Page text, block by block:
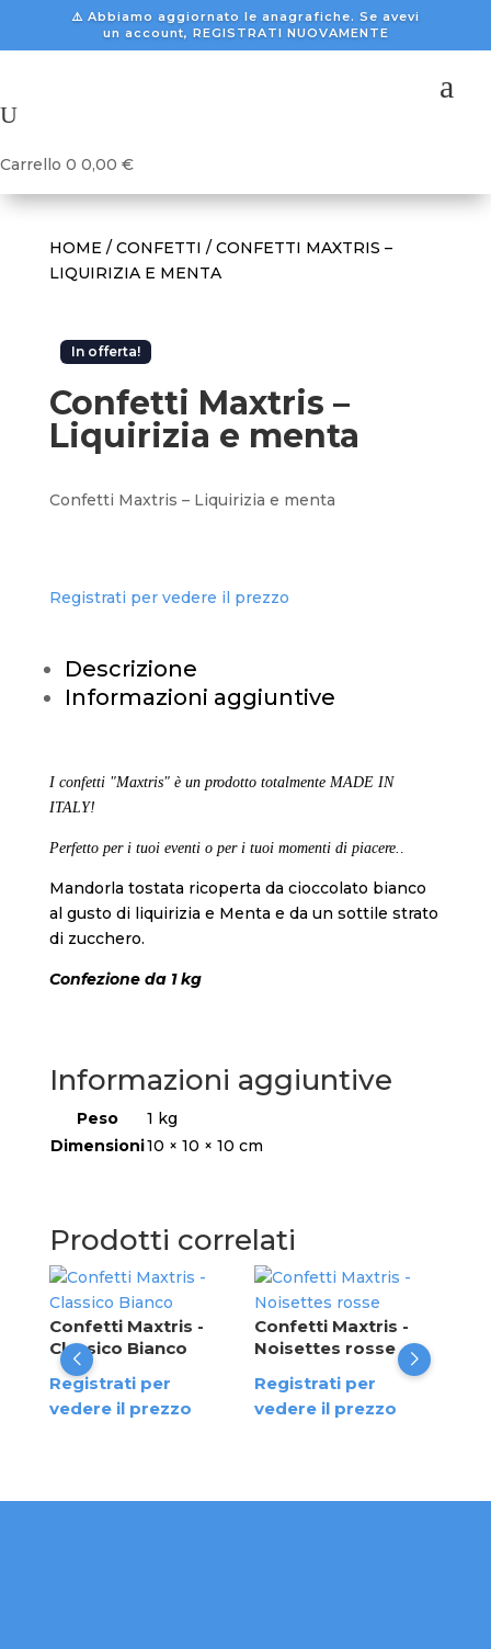
⚠️ Abbiamo aggiornato le anagrafiche. Se avevi
un account, REGISTRATI NUOVAMENTE
a
U
Carrello 0 0,00 €
HOME / CONFETTI / CONFETTI MAXTRIS –
LIQUIRIZIA E MENTA
In offerta!
Confetti Maxtris –
Liquirizia e menta
Confetti Maxtris – Liquirizia e menta
Registrati per vedere il prezzo
Descrizione
Informazioni aggiuntive
I confetti "Maxtris" è un prodotto totalmente MADE IN
ITALY!
Perfetto per i tuoi eventi o per i tuoi momenti di piacere. .
Mandorla tostata ricoperta da cioccolato bianco
al gusto di liquirizia e Menta e da un sottile strato
di zucchero.
Confezione da 1 kg
Informazioni aggiuntive
Peso
1 kg
Dimensioni10 × 10 × 10 cm
Prodotti correlati
Confetti Maxtris -
Classico Bianco
Registrati per
vedere il prezzo
Confetti Maxtris -
Noisettes rosse
Registrati per
vedere il prezzo